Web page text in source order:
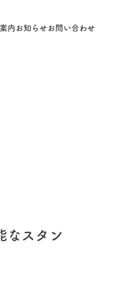
内 お知らせお問い合わせ
なスタン